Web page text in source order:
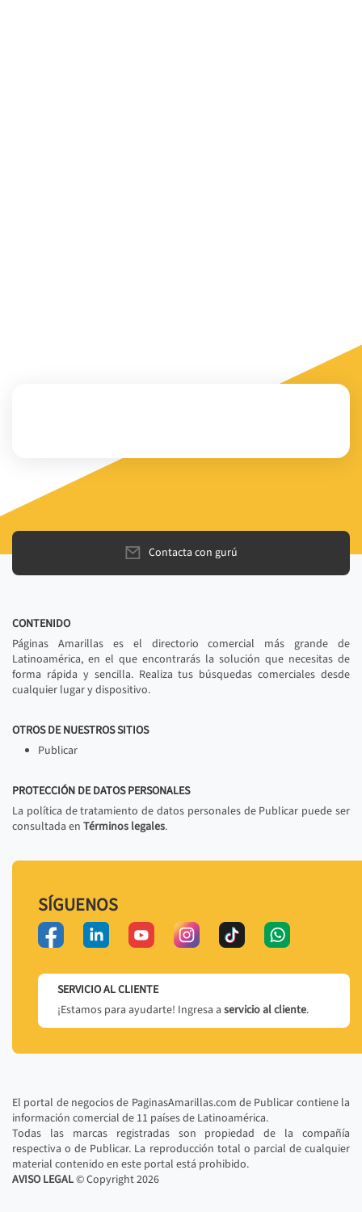
Contacta con gurú
CONTENIDO
Páginas Amarillas es el directorio comercial más grande de
Latinoamérica, en el que encontrarás la solución que necesitas de
forma rápida y sencilla. Realiza tus búsquedas comerciales desde
cualquier lugar y dispositivo.
OTROS DE NUESTROS SITIOS
Publicar
PROTECCIÓN DE DATOS PERSONALES
La política de tratamiento de datos personales de Publicar puede ser
consultada en Términos legales.
SÍGUENOS
SERVICIO AL CLIENTE
¡Estamos para ayudarte! Ingresa a servicio al cliente.
El portal de negocios de PaginasAmarillas.com de Publicar contiene la
información comercial de 11 países de Latinoamérica.
Todas las marcas registradas son propiedad de la compañía
respectiva o de Publicar. La reproducción total o parcial de cualquier
material contenido en este portal está prohibido.
AVISO LEGAL© Copyright2026